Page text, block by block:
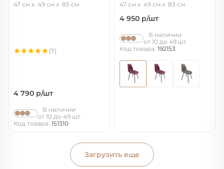
47 см 49 см 85 см
4 790 р/шт
(7)
В наличии
от 10 до 49 шт
Код товара: 151310
47 см 49 см 83 см
4 950 р/шт
В наличии
от 10 до 49 шт
Код товара: 192153
Загрузить еще